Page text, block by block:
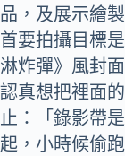
品，及展示繪
首要拍攝目標
淋炸彈》風封
認真想把裡面
止：「錄影帶
起，小時候偷